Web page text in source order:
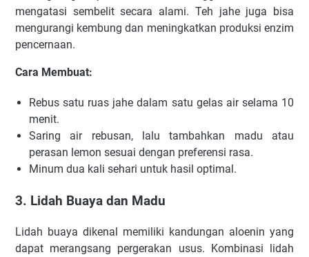
mengatasi sembelit secara alami. Teh jahe juga bisa
mengurangi kembung dan meningkatkan produksi enzim
pencernaan.
Cara Membuat:
Rebus satu ruas jahe dalam satu gelas air selama 10
menit.
Saring air rebusan, lalu tambahkan madu atau
perasan lemon sesuai dengan preferensi rasa.
Minum dua kali sehari untuk hasil optimal.
3. Lidah Buaya dan Madu
Lidah buaya dikenal memiliki kandungan aloenin yang
dapat merangsang pergerakan usus. Kombinasi lidah